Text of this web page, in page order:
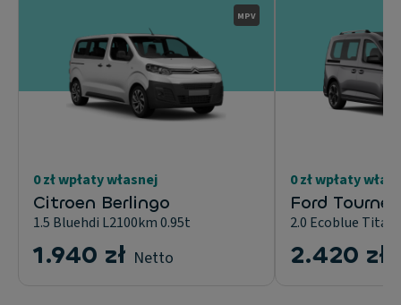
MPV
0 zł wpłaty własnej
Citroen Berlingo
1.5 Bluehdi L2100km 0.95t
1.940 zł Netto
0 zł wpłaty
Ford
2.0 Ecoblue
2.420 zł